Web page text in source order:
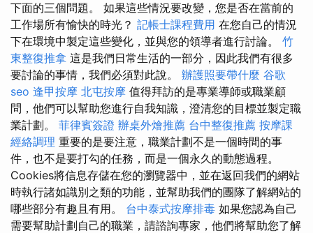
下面的三個問題。 如果這些情況要改變，您是否在當前的
工作場所有愉快的時光？ 記帳士課程費用 在您自己的情況
下在環境中製定這些變化，並與您的領導者進行討論。 竹
東整復推拿 這是我們日常生活的一部分，因此我們有很多
要討論的事情，我們必須對此說。 辦護照要帶什麼 谷歌
seo 逢甲按摩 北屯按摩 值得拜訪的是專業導師或職業顧
問，他們可以幫助您進行自我知識，澄清您的目標並製定職
業計劃。 菲律賓簽證 辦桌外燴推薦 台中整復推薦 按摩課
經絡調理 重要的是要注意，職業計劃不是一個時間的事
件，也不是要打勾的任務，而是一個永久的動態過程。
Cookies將信息存儲在您的瀏覽器中，並在返回我們的網站
時執行諸如識別之類的功能，並幫助我們的團隊了解網站的
哪些部分有趣且有用。 台中泰式按摩排毒 如果您認為自己
需要幫助計劃自己的職業，請諮詢專家，他們將幫助您了解